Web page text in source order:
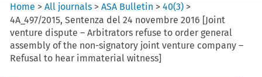
Home >All journals >ASA Bulletin >40(3) >
4A_497/2015, Sentenza del 24 novembre 2016 [Joint
venture dispute – Arbitrators refuse to order general
assembly of the non-signatory joint venture company –
Refusal to hear immaterial witness]